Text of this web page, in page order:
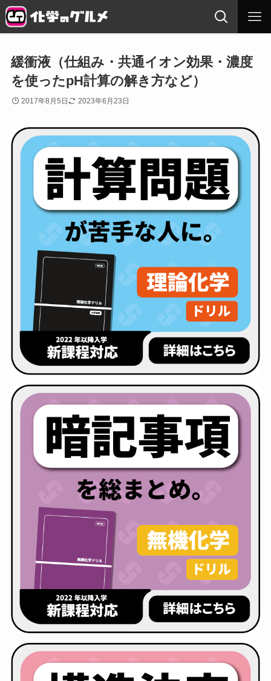
緩衝液（仕組み・共通イオン効果・濃度
を使ったpH計算の解き方など）
2017年8月5日 2023年6月23日